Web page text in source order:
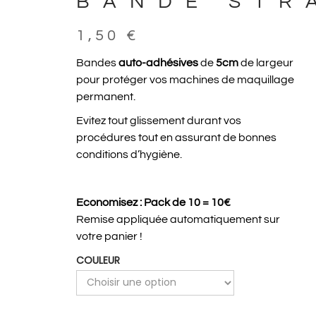
1,50 €
Bandesauto-adhésivesde5cmde largeur
pour protéger vos machines de maquillage
permanent.
Evitez tout glissement durant vos
procédures tout en assurant de bonnes
conditions d’hygiène.
Economisez : Pack de 10 = 10€
Remise appliquée automatiquement sur
votre panier !
COULEUR